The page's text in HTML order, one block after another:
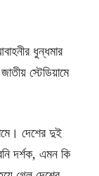
ধুন্ধমার
স্টেডিয়ামে
দেশের দুই
দর্শক, এমন কি